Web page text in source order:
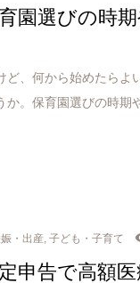
園選びの時
、何から始めたらよ
か。保育園選びの時期
・出産 ,子ども・子育て
申告で高額